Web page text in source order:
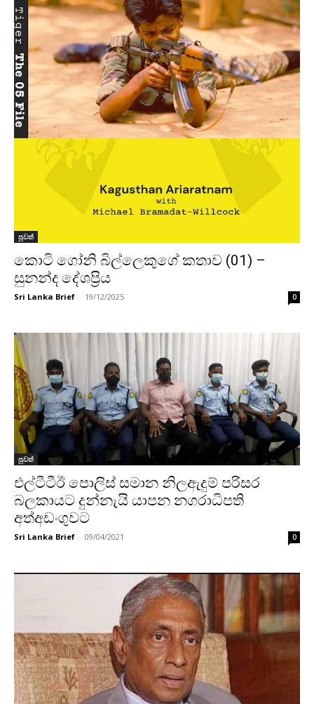
පුවත්
කොටි ගෝනි බිල්ලෙකුගේ කතාව (01) –
සුනන්ද දේශප්‍රිය
Sri Lanka Brief - 19/12/2025 0
පුවත්
එල්ටීටීඊ පොලිස් සමාන නිලඇදුම් පරිසර
බලකායට දුන්නැයි යාපන නගරාධිපති
අත්අඩංගුවට
Sri Lanka Brief - 09/04/2021 0